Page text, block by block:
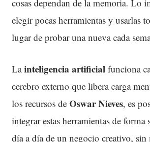
cosas dependan de la memoria. Lo
elegir pocas herramientas y usarlas
lugar de probar una nueva cada
Lainteligencia artificial funciona
cerebro externo que libera carga
los recursos de Oswar Nieves, es
integrar estas herramientas de forma
día a día de un negocio creativo, sin